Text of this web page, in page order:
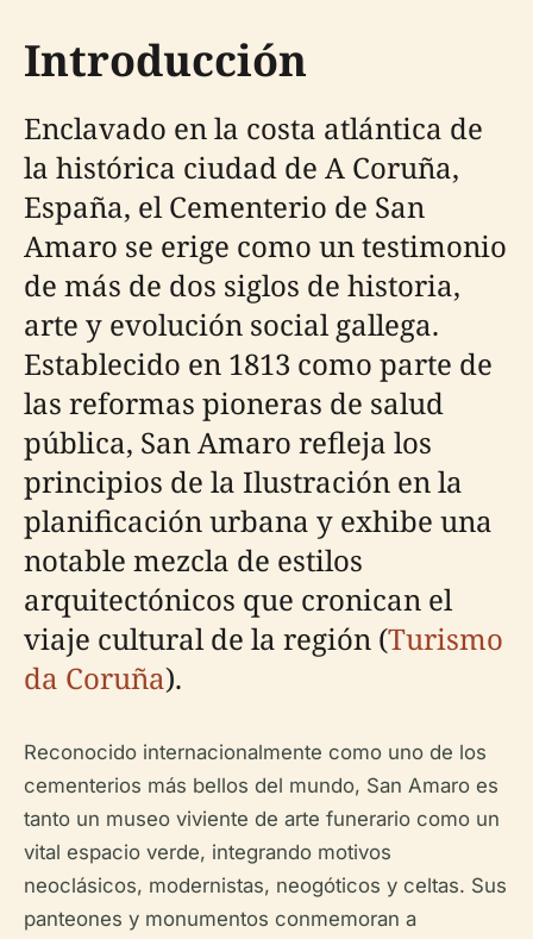
Introducción
Enclavado en la costa atlántica de
la histórica ciudad de A Coruña,
España, el Cementerio de San
Amaro se erige como un testimonio
de más de dos siglos de historia,
arte y evolución social gallega.
Establecido en 1813 como parte de
las reformas pioneras de salud
pública, San Amaro refleja los
principios de la Ilustración en la
planificación urbana y exhibe una
notable mezcla de estilos
arquitectónicos que cronican el
viaje cultural de la región (Turismo
da Coruña).
Reconocido internacionalmente como uno de los
cementerios más bellos del mundo, San Amaro es
tanto un museo viviente de arte funerario como un
vital espacio verde, integrando motivos
neoclásicos, modernistas, neogóticos y celtas. Sus
panteones y monumentos conmemoran a